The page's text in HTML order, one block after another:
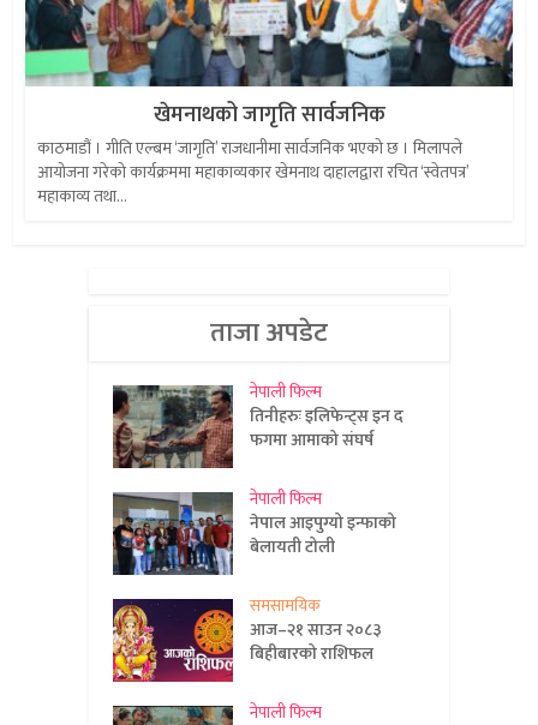
खेमनाथको जागृति सार्वजनिक
काठमाडौं । गीति एल्बम ‘जागृति’ राजधानीमा सार्वजनिक भएको छ । मिलापले
आयोजना गरेको कार्यक्रममा महाकाव्यकार खेमनाथ दाहालद्वारा रचित ‘स्वेतपत्र’
महाकाव्य तथा...
ताजा अपडेट
नेपाली फिल्म
तिनीहरुः इलिफेन्ट्स इन द
फगमा आमाको संघर्ष
नेपाली फिल्म
नेपाल आइपुग्यो इन्फाको
बेलायती टोली
समसामयिक
आज–२१ साउन २०८३
बिहीबारको राशिफल
नेपाली फिल्म